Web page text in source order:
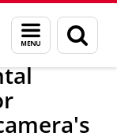
Menu
en
zoeken
Nieuws